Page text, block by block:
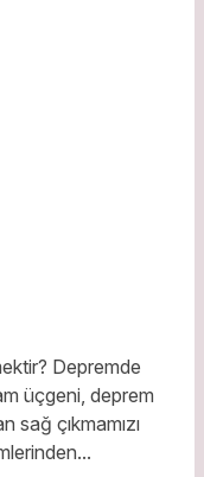
Depremde
üçgeni, deprem
sağ çıkmamızı